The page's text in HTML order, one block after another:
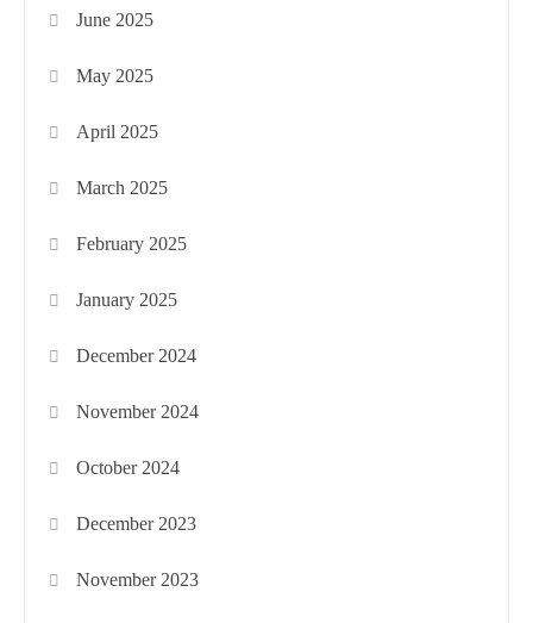
June 2025
May 2025
April 2025
March 2025
February 2025
January 2025
December 2024
November 2024
October 2024
December 2023
November 2023